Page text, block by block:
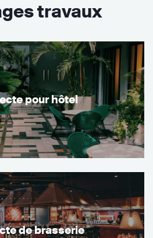
travaux
pour hôtel
de brasserie